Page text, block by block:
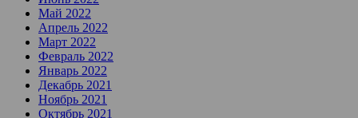
Май 2022
Апрель 2022
Март 2022
Февраль 2022
Январь 2022
Декабрь 2021
Ноябрь 2021
Октябрь 2021